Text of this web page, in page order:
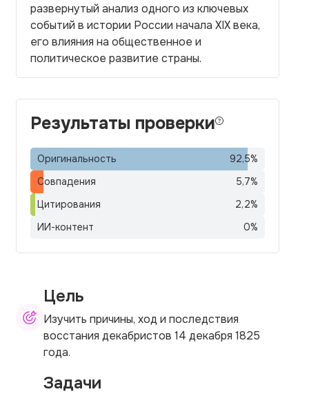
развернутый анализ одного из ключевых
событий в истории России начала XIX века,
его влияния на общественное и
политическое развитие страны.
Результаты проверки
Оригинальность 92,5%
Совпадения
5,7%
Цитирования
2,2%
ИИ-контент
0%
Цель
Изучить причины, ход и последствия
восстания декабристов 14 декабря 1825
года.
Задачи